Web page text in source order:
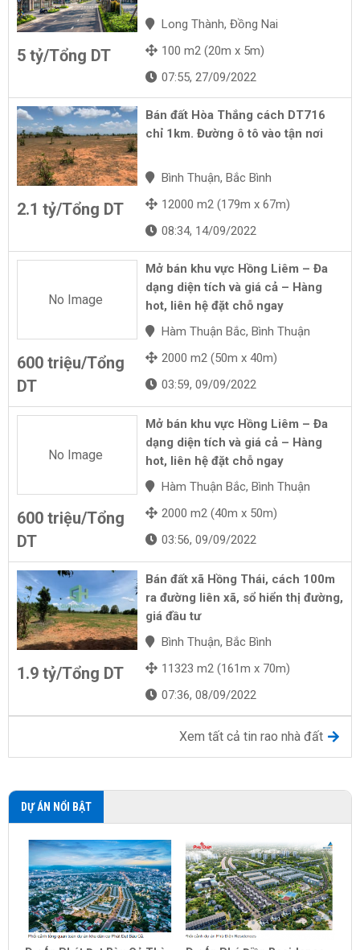
5 tỷ/Tổng DT
Long Thành, Đồng Nai
100 m2 (20m x 5m)
07:55, 27/09/2022
2.1 tỷ/Tổng DT
Bán đất Hòa Thắng cách DT716
chỉ 1km. Đường ô tô vào tận nơi
Bình Thuận, Bắc Bình
12000 m2 (179m x 67m)
08:34, 14/09/2022
No Image
600 triệu/Tổng
DT
Mở bán khu vực Hồng Liêm – Đa
dạng diện tích và giá cả – Hàng
hot, liên hệ đặt chỗ ngay
Hàm Thuận Bắc, Bình Thuận
2000 m2 (50m x 40m)
03:59, 09/09/2022
No Image
600 triệu/Tổng
DT
Mở bán khu vực Hồng Liêm – Đa
dạng diện tích và giá cả – Hàng
hot, liên hệ đặt chỗ ngay
Hàm Thuận Bắc, Bình Thuận
2000 m2 (40m x 50m)
03:56, 09/09/2022
1.9 tỷ/Tổng DT
Bán đất xã Hồng Thái, cách 100m
ra đường liên xã, sổ hiển thị đường,
giá đầu tư
Bình Thuận, Bắc Bình
11323 m2 (161m x 70m)
07:36, 08/09/2022
Xem tất cả tin rao nhà đất
DỰ ÁN NỔI BẬT